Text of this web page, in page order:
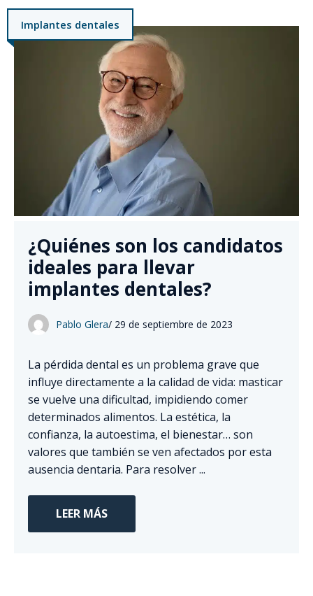
Implantes dentales
¿Quiénes son los candidatos
ideales para llevar
implantes dentales?
Pablo Glera/ 29 de septiembre de 2023
La pérdida dental es un problema grave que
influye directamente a la calidad de vida: masticar
se vuelve una dificultad, impidiendo comer
determinados alimentos. La estética, la
confianza, la autoestima, el bienestar… son
valores que también se ven afectados por esta
ausencia dentaria. Para resolver ...
LEER MÁS